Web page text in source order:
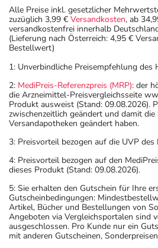
Alle Preise inkl. gesetzlicher
zuzüglich 3,99 € Versandkosten, ab
versandkostenfrei innerhalb
(Lieferung nach Österreich: 4,95 €
Bestellwert)
1: Unverbindliche Preisempfehlung des
2: MediPreis-Referenzpreis (MRP): der
die Arzneimittel-Preisvergleichsseite
Produkt ausweist (Stand: 09.08.2026).
zwischenzeitlich geändert und damit
Versandapotheken geändert haben.
3: Preisvorteil bezogen auf die UVP des
4: Preisvorteil bezogen auf den
dieses Produkt (Stand: 09.08.2026).
5: Sie erhalten den Gutschein für Ihre
Gutscheinbedingungen:
Artikel, Bücher und Bestellungen von
Angeboten via Vergleichsportalen sind
ausgeschlossen. Pro Kunde nur ein
mit anderen Gutscheinen,